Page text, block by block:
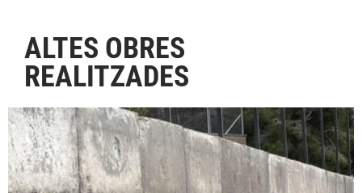
ALTES OBRES
REALITZADES